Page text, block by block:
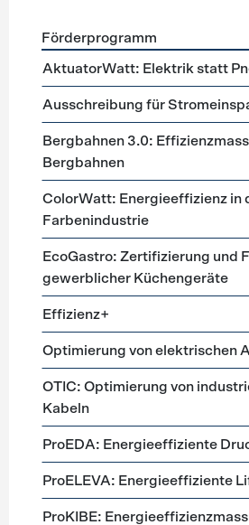
Förderprogramme
Förderprogramm
AktuatorWatt: Elektrik statt
Ausschreibung für
Bergbahnen 3.0:
Bergbahnen
ColorWatt: Energieeffizienz in
Farbenindustrie
EcoGastro: Zertifizierung und
gewerblicher Küchengeräte
Effizienz+
Optimierung von elektrischen
OTIC: Optimierung von
Kabeln
ProEDA: Energieeffiziente
ProELEVA: Energieeffiziente
ProKIBE: